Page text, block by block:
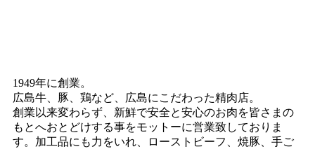
1949年に創業。
広島牛、豚、鶏など、広島にこだわった精肉店。
創業以来変わらず、新鮮で安全と安心のお肉を皆さまの
もとへおとどけする事をモットーに営業致しておりま
す。加工品にも力をいれ、ローストビーフ、焼豚、手ご